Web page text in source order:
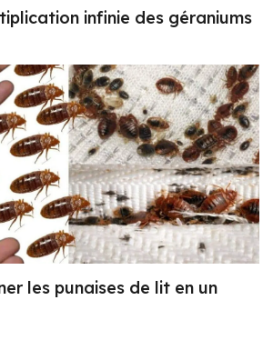
infinie des géraniums
les punaises de lit en un